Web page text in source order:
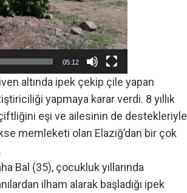
05:12
altında ipek çekip çile yapan
yapmaya karar verdi. 8 yıllık
eşi ve ailesinin de destekleriyle
memleketi olan Elazığ’dan bir çok
Bal (35), çocukluk yıllarında
ilham alarak başladığı ipek